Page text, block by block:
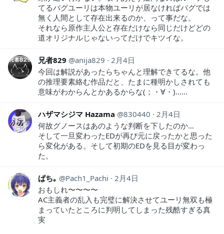
てるバグユーリは本物ユーリが居なければバグでは
無く人間として存在出来るのか、って事だな。
それなら原作主人公と存在だけなら同じだけどどの
道オリジナルじゃないってだけでキツイな。
兄者829 anija829
2月4日
今回は解説があったらちゃんと理解できてるな。他
の推理要素絡む作品だと、たまに種明かしされても
意味がわからんとかあるからな(；・∀・)……
ハザマシジマ Hazama 830440
2月4日
何故グノースはあのような判断を下したのか…
そして一旦変わったEDが再び元に戻ったかと思った
ら変化がある。そして初期のEDを見る目が変わっ
た。
ぱち｡ Pach1_Pachi
2月4日
おもしれ〜〜〜〜
AC主義者の乱入も完璧に解決させてユーリ無双も極
まっていたところに判明してしまった残酷すぎる真
実